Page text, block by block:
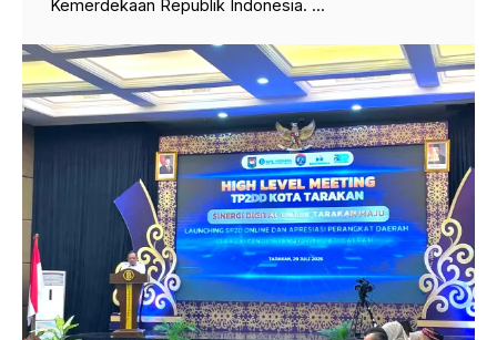
Kemerdekaan Republik Indonesia. ...